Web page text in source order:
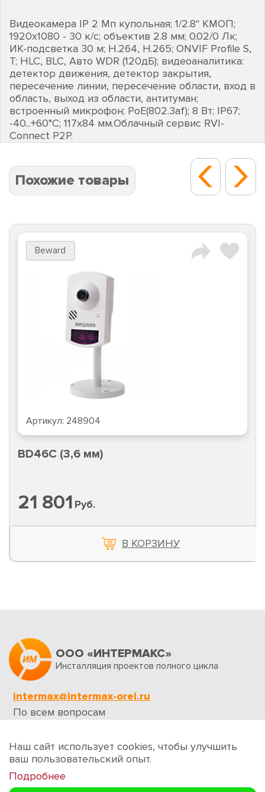
Видеокамера IP 2 Мп купольная; 1/2.8" КМОП;
1920х1080 - 30 к/с; объектив 2.8 мм; 0.02/0 Лк;
ИК-подсветка 30 м; H.264, H.265; ONVIF Profile S,
T; HLC, BLC, Авто WDR (120дБ); видеоаналитика:
детектор движения, детектор закрытия,
пересечение линии, пересечение области, вход в
область, выход из области, антитуман;
встроенный микрофон; PoE(802.3af); 8 Вт; IP67;
-40...+60°C; 117х84 мм.Облачный сервис RVI-
Connect P2P.
Похожие товары
Beward
Артикул: 248904
BD46C (3,6 мм)
21 801 Руб.
В КОРЗИНУ
ООО «ИНТЕРМАКС»
Инсталляция проектов полного цикла
intermax@intermax-orel.ru
По всем вопросам
Обратная связь
Наш сайт использует cookies, чтобы улучшить
ваш пользовательский опыт.
Подробнее